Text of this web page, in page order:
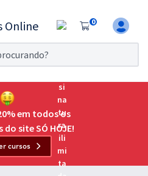
0
por 7 dias!
o Exame da
as principais
em todos os
site SÓ HOJE!
cursos